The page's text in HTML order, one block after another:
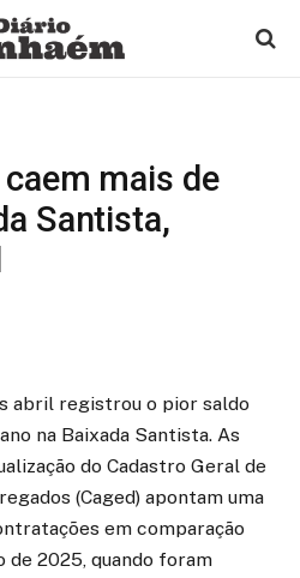
mais de
Santista,
abril registrou o pior saldo
na Baixada Santista. As
do Cadastro Geral de
(Caged) apontam uma
em comparação
de 2025, quando foram